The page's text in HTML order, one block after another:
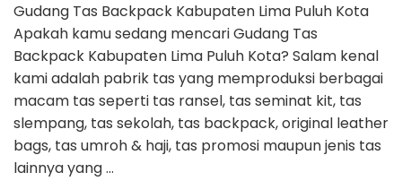
Gudang Tas Backpack Kabupaten Lima Puluh Kota
Apakah kamu sedang mencari Gudang Tas
Backpack Kabupaten Lima Puluh Kota? Salam kenal
kami adalah pabrik tas yang memproduksi berbagai
macam tas seperti tas ransel, tas seminat kit, tas
slempang, tas sekolah, tas backpack, original leather
bags, tas umroh & haji, tas promosi maupun jenis tas
lainnya yang …